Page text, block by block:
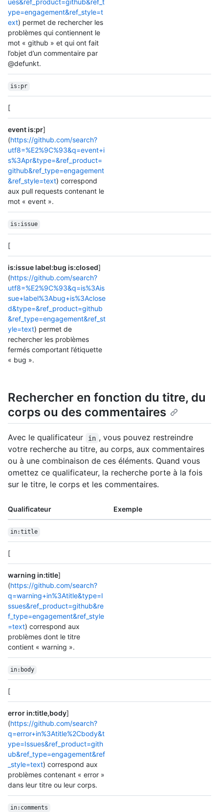
ues&ref_product=github&ref_t
ype=engagement&ref_style=t
ext) permet de rechercher les
problèmes qui contiennent le
mot « github » et qui ont fait
l’objet d’un commentaire par
@defunkt.
is:pr
[
event is:pr]
(https://github.com/search?
utf8=%E2%9C%93&q=event+i
s%3Apr&type=&ref_product=
github&ref_type=engagement
&ref_style=text) correspond
aux pull requests contenant le
mot « event ».
is:issue
[
is:issue label:bug is:closed]
(https://github.com/search?
utf8=%E2%9C%93&q=is%3Ais
sue+label%3Abug+is%3Aclose
d&type=&ref_product=github
&ref_type=engagement&ref_st
yle=text) permet de
rechercher les problèmes
fermés comportant l’étiquette
« bug ».
Rechercher en fonction du titre, du
corps ou des commentaires
Avec le qualificateur in , vous pouvez restreindre
votre recherche au titre, au corps, aux commentaires
ou à une combinaison de ces éléments. Quand vous
omettez ce qualificateur, la recherche porte à la fois
sur le titre, le corps et les commentaires.
Qualificateur Exemple
in:title
[
warning in:title]
(https://github.com/search?
q=warning+in%3Atitle&type=I
ssues&ref_product=github&re
f_type=engagement&ref_style
=text) correspond aux
problèmes dont le titre
contient « warning ».
in:body
[
error in:title,body]
(https://github.com/search?
q=error+in%3Atitle%2Cbody&t
ype=Issues&ref_product=gith
ub&ref_type=engagement&ref
_style=text) correspond aux
problèmes contenant « error »
dans leur titre ou leur corps.
in:comments